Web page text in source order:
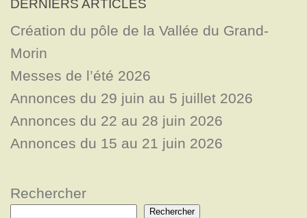
DERNIERS ARTICLES
Création du pôle de la Vallée du Grand-
Morin
Messes de l’été 2026
Annonces du 29 juin au 5 juillet 2026
Annonces du 22 au 28 juin 2026
Annonces du 15 au 21 juin 2026
Rechercher
Rechercher